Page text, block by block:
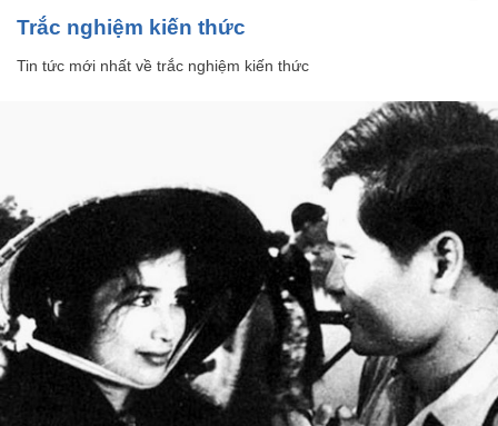
trắc nghiệm kiến thức
Tin tức mới nhất về trắc nghiệm kiến thức